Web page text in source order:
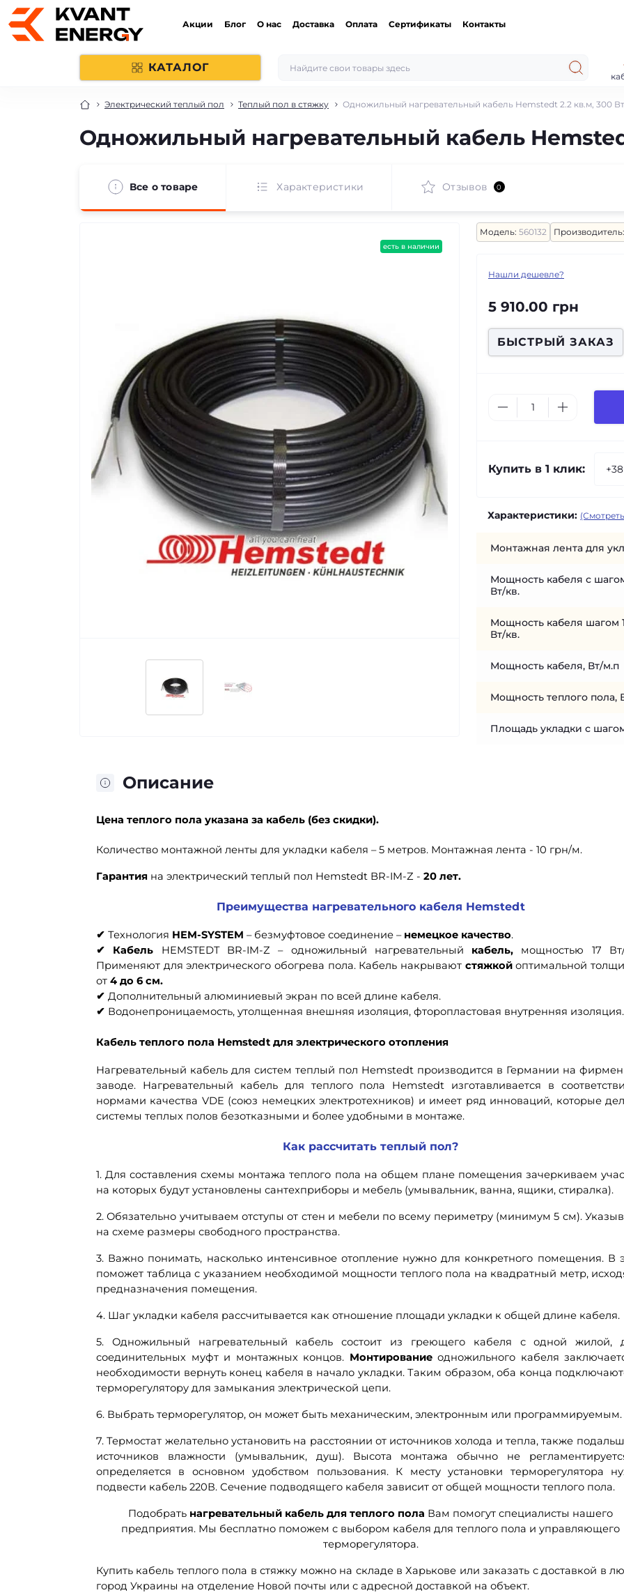
Акции Блог О нас Доставка Оплата Сертификаты Контакты
КАТАЛОГ
Электрический теплый пол Теплый пол в стяжку Одножильный нагревательный кабель Hemstedt 2.2 кв.м, 300 Вт
Одножильный нагревательный кабель
Все о товаре Характеристики Отзывов 0
есть в наличии
Модель: 560132 Производитель:
Нашли дешевле?
5 910.00 грн
БЫСТРЫЙ ЗАКАЗ
Купить в 1 клик:
Характеристики:
Монтажная лента для
Мощность кабеля с
Вт/кв.
Мощность кабеля шагом
Вт/кв.
Мощность кабеля, Вт/м.п
Мощность теплого пола,
Площадь укладки с
Описание
Цена теплого пола указана за кабель (без скидки).
Количество монтажной ленты для укладки кабеля – 5 метров. Монтажная лента - 10 грн/м.
Гарантия на электрический теплый пол Hemstedt BR-IM-Z - 20 лет.
Преимущества нагревательного кабеля Hemstedt
✔ Технология HEM-SYSTEM – безмуфтовое соединение –немецкое качество.
✔ Кабель HEMSTEDT BR-IM-Z – одножильный нагревательный кабель, мощностью 17
Применяют для электрического обогрева пола. Кабель накрывают стяжкойоптимальной
от 4 до 6 см.
✔ Дополнительный алюминиевый экран по всей длине кабеля.
✔ Водонепроницаемость, утолщенная внешняя изоляция, фторопластовая внутренняя изоляция.
Кабель теплого пола Hemstedt для электрического отопления
Нагревательный кабель для систем теплый пол Hemstedt производится в Германии на
заводе. Нагревательный кабель для теплого пола Hemstedt изготавливается в
нормами качества VDE (союз немецких электротехников) и имеет ряд инноваций, которые
системы теплых полов безотказными и более удобными в монтаже.
Как рассчитать теплый пол?
1. Для составления схемы монтажа теплого пола на общем плане помещения зачеркиваем
на которых будут установлены сантехприборы и мебель (умывальник, ванна, ящики, стиралка).
2. Обязательно учитываем отступы от стен и мебели по всему периметру (минимум 5 см).
на схеме размеры свободного пространства.
3. Важно понимать, насколько интенсивное отопление нужно для конкретного помещения. В
поможет таблица с указанием необходимой мощности теплого пола на квадратный метр,
предназначения помещения.
4. Шаг укладки кабеля рассчитывается как отношение площади укладки к общей длине кабеля.
5. Одножильный нагревательный кабель состоит из греющего кабеля с одной жилой,
соединительных муфт и монтажных концов. Монтированиеодножильного кабеля
необходимости вернуть конец кабеля в начало укладки. Таким образом, оба конца
терморегулятору для замыкания электрической цепи.
6. Выбрать терморегулятор, он может быть механическим, электронным или программируемым.
7. Термостат желательно установить на расстоянии от источников холода и тепла, также
источников влажности (умывальник, душ). Высота монтажа обычно не
определяется в основном удобством пользования. К месту установки терморегулятора
подвести кабель 220В. Сечение подводящего кабеля зависит от общей мощности теплого пола.
Подобрать нагревательный кабель для теплого пола Вам помогут специалисты нашего
предприятия. Мы бесплатно поможем с выбором кабеля для теплого пола и управляющего
терморегулятора.
Купить кабель теплого пола в стяжку можно на складе в Харькове или заказать с доставкой в
город Украины на отделение Новой почты или с адресной доставкой на объект.